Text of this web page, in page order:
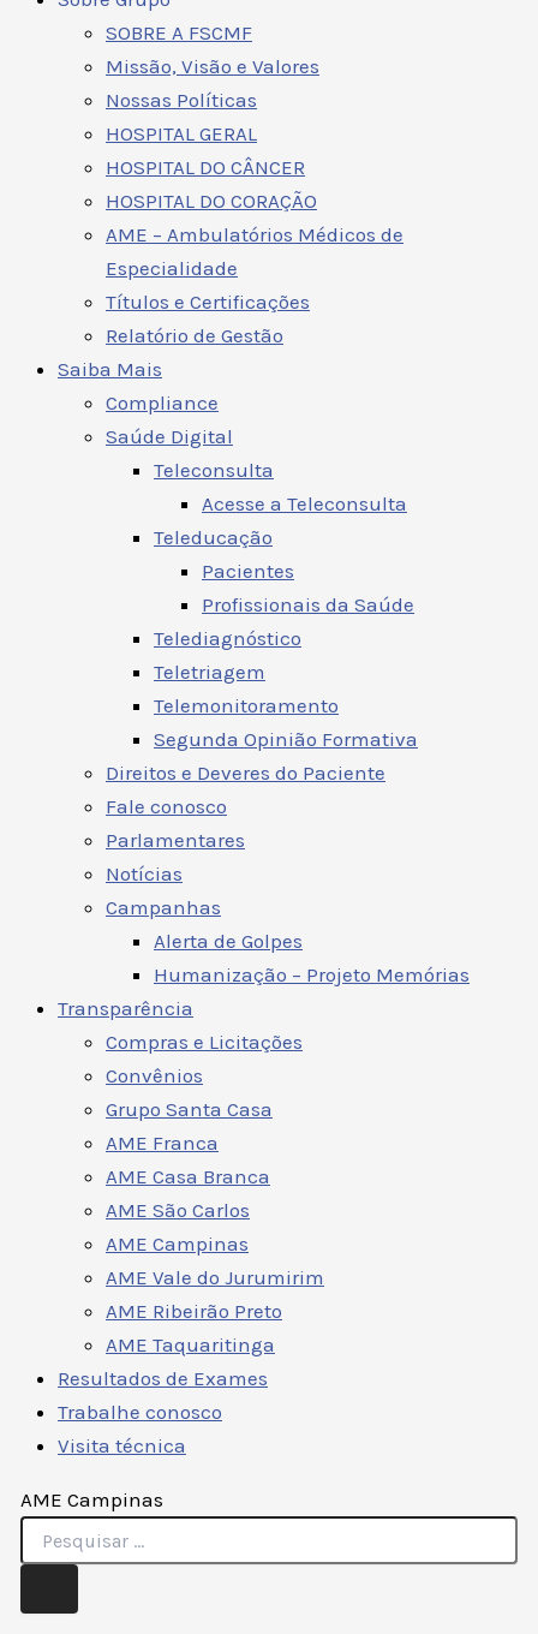
SOBRE A FSCMF
Missão, Visão e Valores
Nossas Políticas
HOSPITAL GERAL
HOSPITAL DO CÂNCER
HOSPITAL DO CORAÇÃO
AME – Ambulatórios Médicos de
Especialidade
Títulos e Certificações
Relatório de Gestão
Saiba Mais
Compliance
Saúde Digital
Teleconsulta
Acesse a Teleconsulta
Teleducação
Pacientes
Profissionais da Saúde
Telediagnóstico
Teletriagem
Telemonitoramento
Segunda Opinião Formativa
Direitos e Deveres do Paciente
Fale conosco
Parlamentares
Notícias
Campanhas
Alerta de Golpes
Humanização – Projeto Memórias
Transparência
Compras e Licitações
Convênios
Grupo Santa Casa
AME Franca
AME Casa Branca
AME São Carlos
AME Campinas
AME Vale do Jurumirim
AME Ribeirão Preto
AME Taquaritinga
Resultados de Exames
Trabalhe conosco
Visita técnica
AME Campinas